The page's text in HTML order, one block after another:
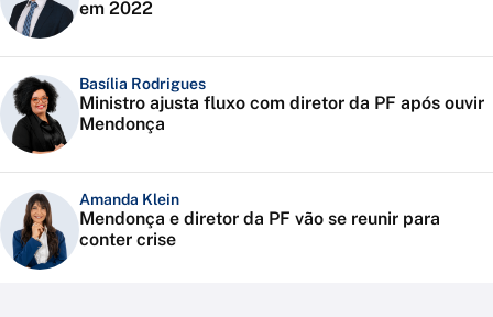
em 2022
Basília Rodrigues
Ministro ajusta fluxo com diretor da PF após ouvir
Mendonça
Amanda Klein
Mendonça e diretor da PF vão se reunir para
conter crise